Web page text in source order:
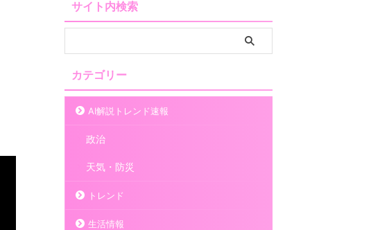
サイト内検索
カテゴリー
AI解説トレンド速報
政治
天気・防災
トレンド
生活情報